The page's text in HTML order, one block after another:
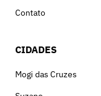
Contato
CIDADES
Mogi das Cruzes